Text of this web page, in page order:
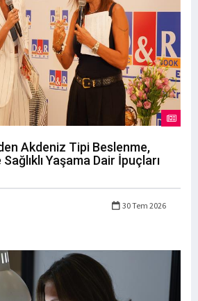
Akdeniz Tipi Beslenme,
Yaşama Dair İpuçları
30 Tem 2026